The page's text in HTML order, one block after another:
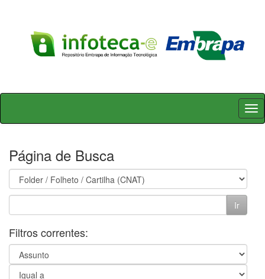
Skip
Página de Busca
Filtros correntes: